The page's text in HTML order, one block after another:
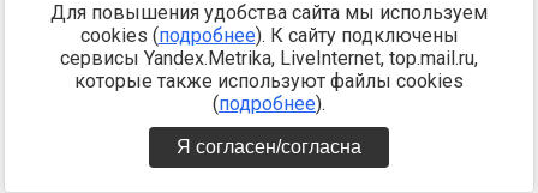
Для повышения удобства сайта мы используем
cookies (подробнее). К сайту подключены
сервисы Yandex.Metrika, LiveInternet, top.mail.ru,
которые также используют файлы cookies
(подробнее).
Я согласен/согласна